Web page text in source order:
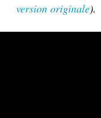
version originale).